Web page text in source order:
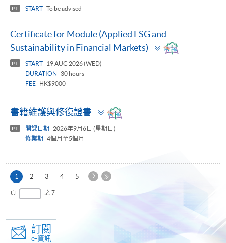
PT START To be advised
Certificate for Module (Applied ESG and
Sustainability in Financial Markets)
Toggle
panel
PT START
19 AUG 2026 (WED)
DURATION
30 hours
FEE
HK$9000
書籍維護與修復證書
Toggle
panel
PT 開課日期
2026年9月6日 (星期日)
修業期
4個月至5個月
1
本
頁
2 3 4 5
下
頁 之 7
訂閱
e-資訊